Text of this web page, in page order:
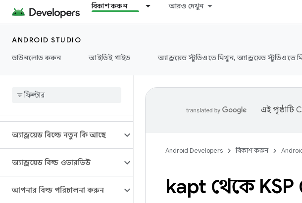
বিকাশ করুন আরও দেখুন
ANDROID STUDIO
ডাউনলোড করুন
আইডিই গাইড অ্যান্ড্রয়েড স্টুডিওতে মিথুন, অ্যান্ড্রয়েড স্টুডিওতে
অ্যান্ড্রয়েড বিল্ডে নতুন কি আছে
অ্যান্ড্রয়েড বিল্ড ওভারভিউ
আপনার বিল্ড পরিচালনা করুন
এই পৃষ্ঠাটি
Android Developers বিকাশ করুন
kapt থেকে KSP